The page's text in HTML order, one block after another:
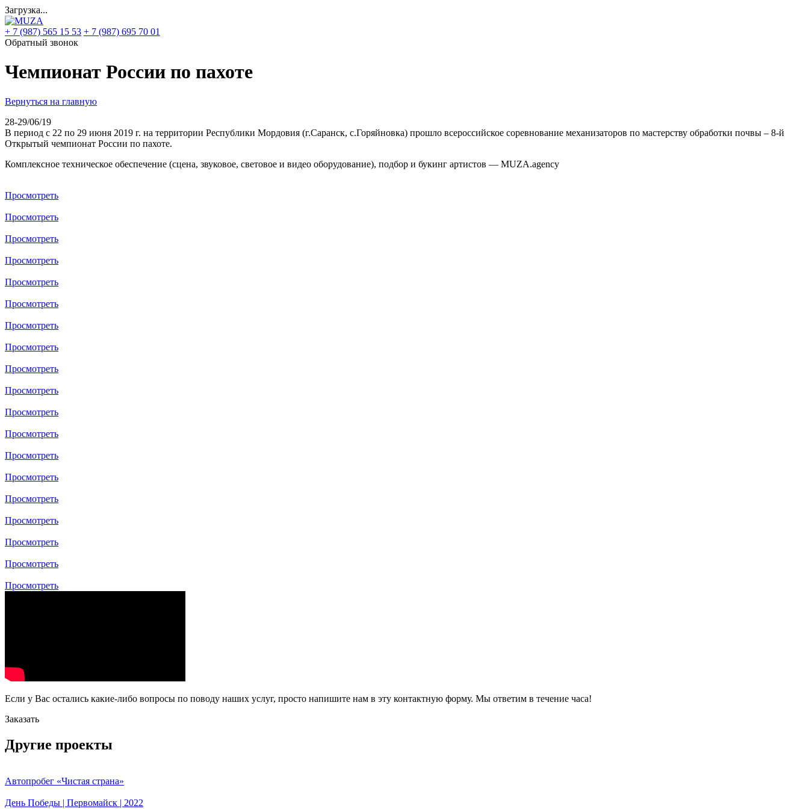
Загрузка...
+ 7 (987) 565 15 53 + 7 (987) 695 70 01
Обратный звонок
Чемпионат России по пахоте
Вернуться на главную
28-29/06/19
В период с 22 по 29 июня 2019 г. на территории Республики Мордовия (г.Саранск, с.Горяйновка) прошло всероссийское соревнование механизаторов по мастерству обработки почвы – 8-й
Открытый чемпионат России по пахоте.
Комплексное техническое обеспечение (сцена, звуковое, световое и видео оборудование), подбор и букинг артистов — MUZA.agency
Просмотреть
Просмотреть
Просмотреть
Просмотреть
Просмотреть
Просмотреть
Просмотреть
Просмотреть
Просмотреть
Просмотреть
Просмотреть
Просмотреть
Просмотреть
Просмотреть
Просмотреть
Просмотреть
Просмотреть
Просмотреть
Просмотреть
Если у Вас остались какие-либо вопросы по поводу наших услуг, просто напишите нам в эту контактную форму. Мы ответим в течение часа!
Заказать
Другие проекты
Автопробег «Чистая страна»
День Победы | Первомайск | 2022